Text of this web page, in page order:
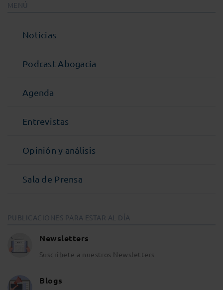
MENÚ
Noticias
Podcast Abogacía
Agenda
Entrevistas
Opinión y análisis
Sala de Prensa
PUBLICACIONES PARA ESTAR AL DÍA
Newsletters
Suscríbete a nuestros Newsletters
Blogs